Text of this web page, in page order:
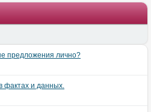
предложения лично?
фактах и данных.